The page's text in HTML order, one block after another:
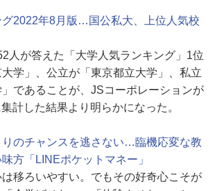
グ2022年8月版…国公私大、上位人気校
人が答えた「大学人気ランキング」1位
学」、公立が「東京都立大学」、私立
であることが、JSコーポレーションが
計した結果より明らかになった。
のチャンスを逃さない…臨機応変な教
方「LINEポケットマネー」
移ろいやすい。でもその好奇心こそが